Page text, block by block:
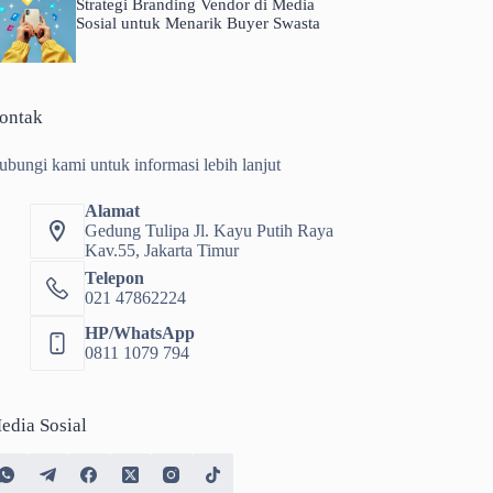
Strategi Branding Vendor di Media
Sosial untuk Menarik Buyer Swasta
kami untuk informasi lebih lanjut
Alamat
Gedung Tulipa Jl. Kayu Putih Raya
Kav.55, Jakarta Timur
Telepon
021 47862224
HP/WhatsApp
0811 1079 794
Sosial